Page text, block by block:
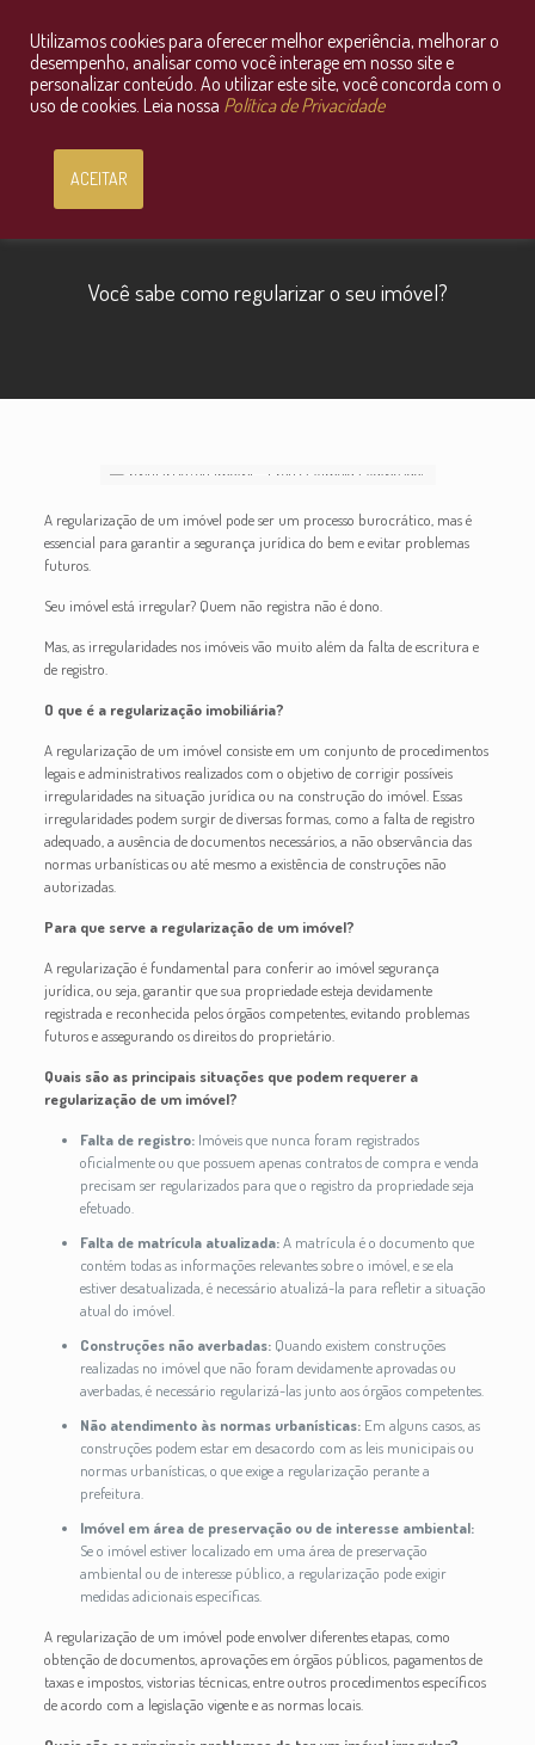
Consultoria Jurídica OnLine
Você sabe como regularizar o seu imóvel?
A regularização de um imóvel pode ser um processo burocrático, mas é
essencial para garantir a segurança jurídica do bem e evitar problemas
futuros.
Seu imóvel está irregular? Quem não registra não é dono.
Mas, as irregularidades nos imóveis vão muito além da falta de escritura e
de registro.
O que é a regularização imobiliária?
A regularização de um imóvel consiste em um conjunto de procedimentos
legais e administrativos realizados com o objetivo de corrigir possíveis
irregularidades na situação jurídica ou na construção do imóvel. Essas
irregularidades podem surgir de diversas formas, como a falta de registro
adequado, a ausência de documentos necessários, a não observância das
normas urbanísticas ou até mesmo a existência de construções não
autorizadas.
Para que serve a regularização de um imóvel?
A regularização é fundamental para conferir ao imóvel segurança
jurídica, ou seja, garantir que sua propriedade esteja devidamente
registrada e reconhecida pelos órgãos competentes, evitando problemas
futuros e assegurando os direitos do proprietário.
Quais são as principais situações que podem requerer a
regularização de um imóvel?
Falta de registro: Imóveis que nunca foram registrados
oficialmente ou que possuem apenas contratos de compra e venda
precisam ser regularizados para que o registro da propriedade seja
efetuado.
Falta de matrícula atualizada:A matrícula é o documento que
contém todas as informações relevantes sobre o imóvel, e se ela
estiver desatualizada, é necessário atualizá-la para refletir a situação
atual do imóvel.
Construções não averbadas: Quando existem construções
realizadas no imóvel que não foram devidamente aprovadas ou
averbadas, é necessário regularizá-las junto aos órgãos competentes.
Não atendimento às normas urbanísticas: Em alguns casos, as
construções podem estar em desacordo com as leis municipais ou
normas urbanísticas, o que exige a regularização perante a
prefeitura.
Imóvel em área de preservação ou de interesse ambiental:
Se o imóvel estiver localizado em uma área de preservação
ambiental ou de interesse público, a regularização pode exigir
medidas adicionais específicas.
A regularização de um imóvel pode envolver diferentes etapas, como
obtenção de documentos, aprovações em órgãos públicos, pagamentos de
taxas e impostos, vistorias técnicas, entre outros procedimentos específicos
de acordo com a legislação vigente e as normas locais.
Utilizamos cookies para oferecer melhor experiência, melhorar o
desempenho, analisar como você interage em nosso site e
personalizar conteúdo. Ao utilizar este site, você concorda com o
uso de cookies. Leia nossa Política de Privacidade
ACEITAR